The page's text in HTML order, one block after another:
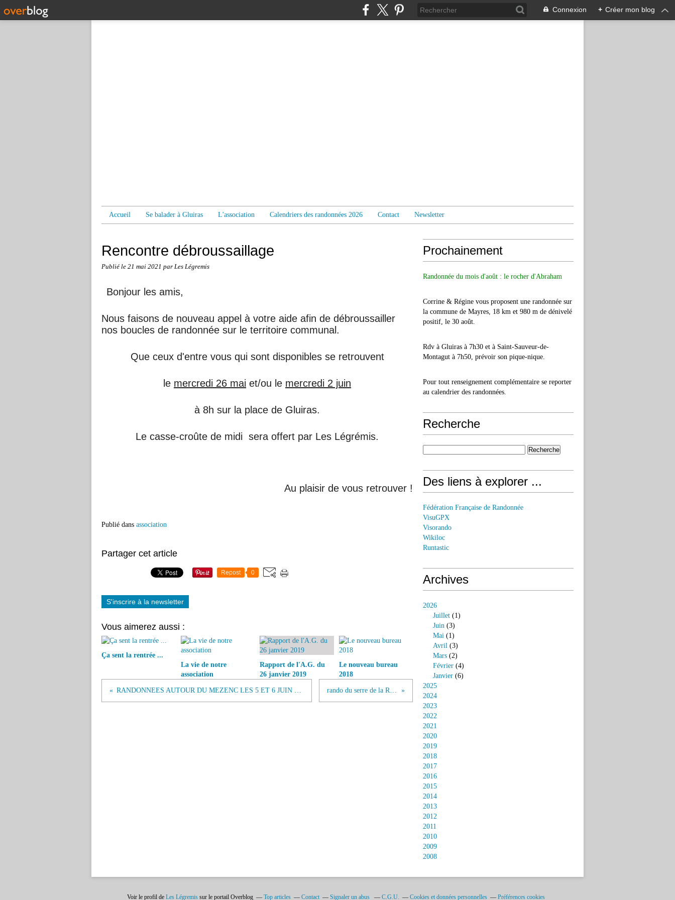
Connexion + Créer mon blog
Accueil Se balader à Gluiras L'association Calendriers des randonnées 2026 Contact Newsletter
Rencontre débroussaillage
Publié le 21 mai 2021 par Les Légremis
Bonjour les amis,
Nous faisons de nouveau appel à votre aide afin de débroussailler
nos boucles de randonnée sur le territoire communal.
Que ceux d'entre vous qui sont disponibles se retrouvent
le mercredi 26 mai et/ou le mercredi 2 juin
à 8h sur la place de Gluiras.
Le casse-croûte de midi sera offert par Les Légrémis.
Au plaisir de vous retrouver !
Publié dans association
Partager cet article
Repost 0
S'inscrire à la newsletter
Vous aimerez aussi :
Ça sent la rentrée ...
La vie de notre
association
Rapport de l'A.G. du
26 janvier 2019
Le nouveau bureau
2018
RANDONNEES AUTOUR DU MEZENC LES 5 ET 6 JUIN 2021 rando du serre de la Roue
Prochainement
Randonnée du mois d'août : le rocher d'Abraham
Corrine & Régine vous proposent une randonnée sur
la commune de Mayres, 18 km et 980 m de dénivelé
positif, le 30 août.
Rdv à Gluiras à 7h30 et à Saint-Sauveur-de-
Montagut à 7h50, prévoir son pique-nique.
Pour tout renseignement complémentaire se reporter
au calendrier des randonnées.
Recherche
Des liens à explorer ...
Fédération Française de Randonnée
VisuGPX
Visorando
Wikiloc
Runtastic
Archives
2026
Juillet (1)
Juin (3)
Mai (1)
Avril (3)
Mars (2)
Février (4)
Janvier (6)
2025
2024
2023
2022
2021
2020
2019
2018
2017
2016
2015
2014
2013
2012
2011
2010
2009
2008
Voir le profil de Les Légremis sur le portail Overblog Top articles Contact Signaler un abus C.G.U. Cookies et données personnelles Préférences cookies